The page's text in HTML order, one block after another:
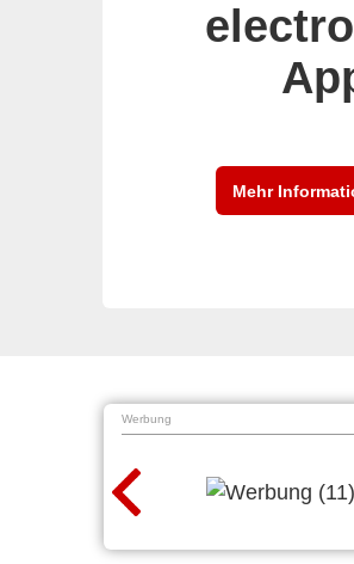
Mehr
Werbung